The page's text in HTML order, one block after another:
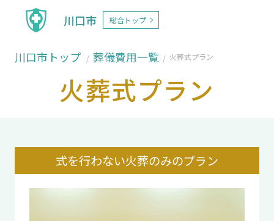
川口市 総合トップ
川口市トップ 葬儀費用一覧 火葬式プラン
火葬式プラン
式を行わない火葬のみのプラン